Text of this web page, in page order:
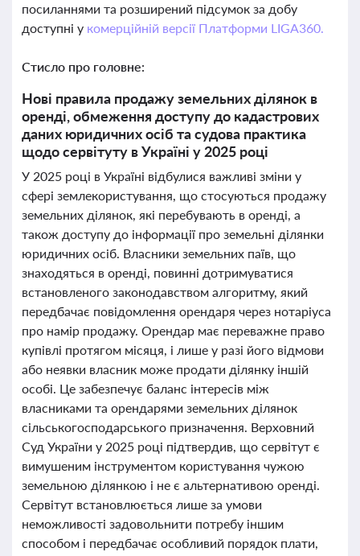
посиланнями та розширений підсумок за добу
доступні у комерційній версії Платформи LIGA360.
Стисло про головне:
Нові правила продажу земельних ділянок в
оренді, обмеження доступу до кадастрових
даних юридичних осіб та судова практика
щодо сервітуту в Україні у 2025 році
У 2025 році в Україні відбулися важливі зміни у
сфері землекористування, що стосуються продажу
земельних ділянок, які перебувають в оренді, а
також доступу до інформації про земельні ділянки
юридичних осіб. Власники земельних паїв, що
знаходяться в оренді, повинні дотримуватися
встановленого законодавством алгоритму, який
передбачає повідомлення орендаря через нотаріуса
про намір продажу. Орендар має переважне право
купівлі протягом місяця, і лише у разі його відмови
або неявки власник може продати ділянку іншій
особі. Це забезпечує баланс інтересів між
власниками та орендарями земельних ділянок
сільськогосподарського призначення. Верховний
Суд України у 2025 році підтвердив, що сервітут є
вимушеним інструментом користування чужою
земельною ділянкою і не є альтернативою оренді.
Сервітут встановлюється лише за умови
неможливості задовольнити потребу іншим
способом і передбачає особливий порядок плати,